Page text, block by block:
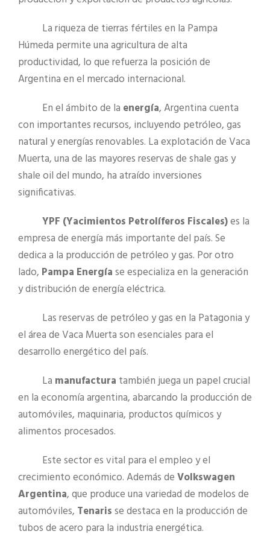
La riqueza de tierras fértiles en la Pampa
Húmeda permite una agricultura de alta
productividad, lo que refuerza la posición de
Argentina en el mercado internacional.
En el ámbito de la energía, Argentina cuenta
con importantes recursos, incluyendo petróleo, gas
natural y energías renovables. La explotación de Vaca
Muerta, una de las mayores reservas de shale gas y
shale oil del mundo, ha atraído inversiones
significativas.
YPF (Yacimientos Petrolíferos Fiscales)es la
empresa de energía más importante del país. Se
dedica a la producción de petróleo y gas. Por otro
lado, Pampa Energíase especializa en la generación
y distribución de energía eléctrica.
Las reservas de petróleo y gas en la Patagonia y
el área de Vaca Muerta son esenciales para el
desarrollo energético del país.
La manufactura también juega un papel crucial
en la economía argentina, abarcando la producción de
automóviles, maquinaria, productos químicos y
alimentos procesados.
Este sector es vital para el empleo y el
crecimiento económico. Además deVolkswagen
Argentina, que produce una variedad de modelos de
automóviles, Tenarisse destaca en la producción de
tubos de acero para la industria energética.